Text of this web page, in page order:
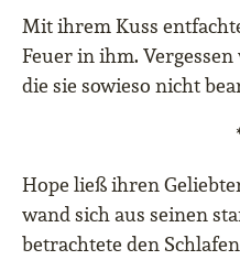
Mit ihrem Kuss
Feuer in ihm.
die sie sowieso nicht
Hope ließ ihren
wand sich aus seinen
betrachtete den